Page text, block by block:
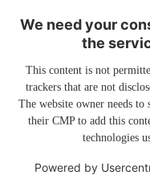
We need your
the
This content is not
trackers that are not
The website owner needs to
their CMP to add this
technologies
Powered by